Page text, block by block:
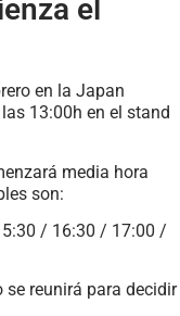
el
en la Japan
13:00h en el stand
media hora
son:
/ 16:30 / 17:00 /
reunirá para decidir